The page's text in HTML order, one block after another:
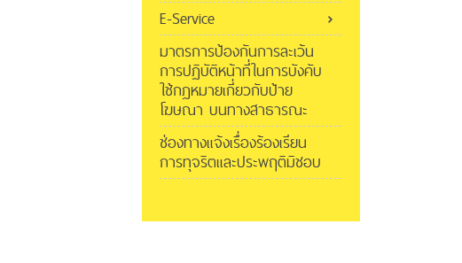
E-Service
มาตรการป้องกันการละเว้น
การปฏิบัติหน้าที่ในการบังคับ
ใช้กฎหมายเกี่ยวกับป้าย
โฆษณา บนทางสาธารณะ
ช่องทางแจ้งเรื่องร้องเรียน
การทุจริตและประพฤติมิชอบ